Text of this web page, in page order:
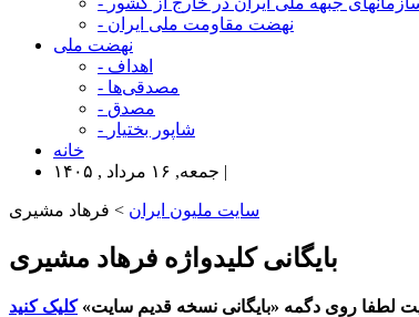
- نهضت مقاومت ملی ایران
نهضت ملی
- اهداف
- مصدقی‌ها
- مصدق
- شاپور بختیار
خانه
جمعه, ۱۶ مرداد , ۱۴۰۵ |
سایت ملیون ایران > فرهاد مشیری
بایگانی کلیدواژه فرهاد مشیری
لطفا روی دگمه «بایگانی نسخه قدیم سایت»کلیک کنید